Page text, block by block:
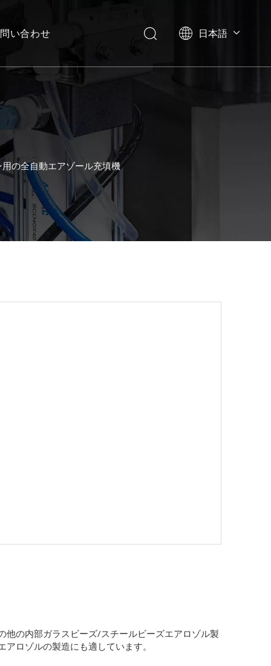
い合わせ 日本語
العربية
の全自動エアゾール充填機
他の内部ガラスビーズ/スチールビーズエアロゾル製
ロゾルの製造にも適しています。